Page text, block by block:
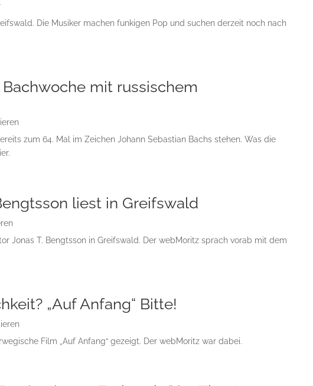
Die Musiker machen funkigen Pop und suchen derzeit noch nach
mit russischem
zum 64. Mal im Zeichen Johann Sebastian Bachs stehen. Was die
liest in Greifswald
Jonas T. Bengtsson in Greifswald. Der webMoritz sprach vorab mit dem
„Auf Anfang“ Bitte!
Film „Auf Anfang“ gezeigt. Der webMoritz war dabei.